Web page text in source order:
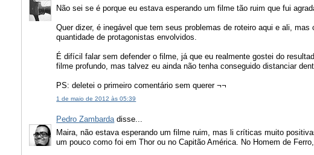
Não sei se é porque eu estava esperando um filme tão ruim que fui
Quer dizer, é inegável que tem seus problemas de roteiro aqui e ali,
quantidade de protagonistas envolvidos.
É difícil falar sem defender o filme, já que eu realmente gostei do
filme profundo, mas talvez eu ainda não tenha conseguido distanciar
PS: deletei o primeiro comentário sem querer ¬¬
1 de maio de 2012 às 05:39
Pedro Zambarda disse...
Maira, não estava esperando um filme ruim, mas li críticas muito
um pouco como foi em Thor ou no Capitão América. No Homem de